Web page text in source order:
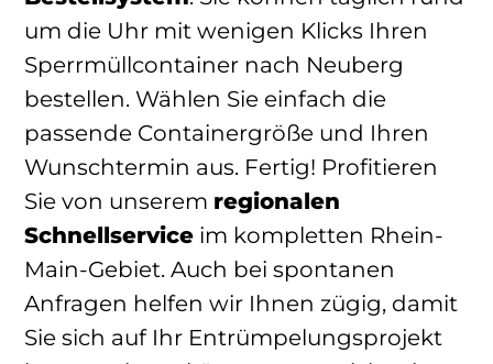
um die Uhr mit wenigen Klicks Ihren
Sperrmüllcontainer nach Neuberg
bestellen. Wählen Sie einfach die
passende Containergröße und Ihren
Wunschtermin aus. Fertig! Profitieren
Sie von unserem regionalen
Schnellservice im kompletten Rhein-
Main-Gebiet. Auch bei spontanen
Anfragen helfen wir Ihnen zügig, damit
Sie sich auf Ihr Entrümpelungsprojekt